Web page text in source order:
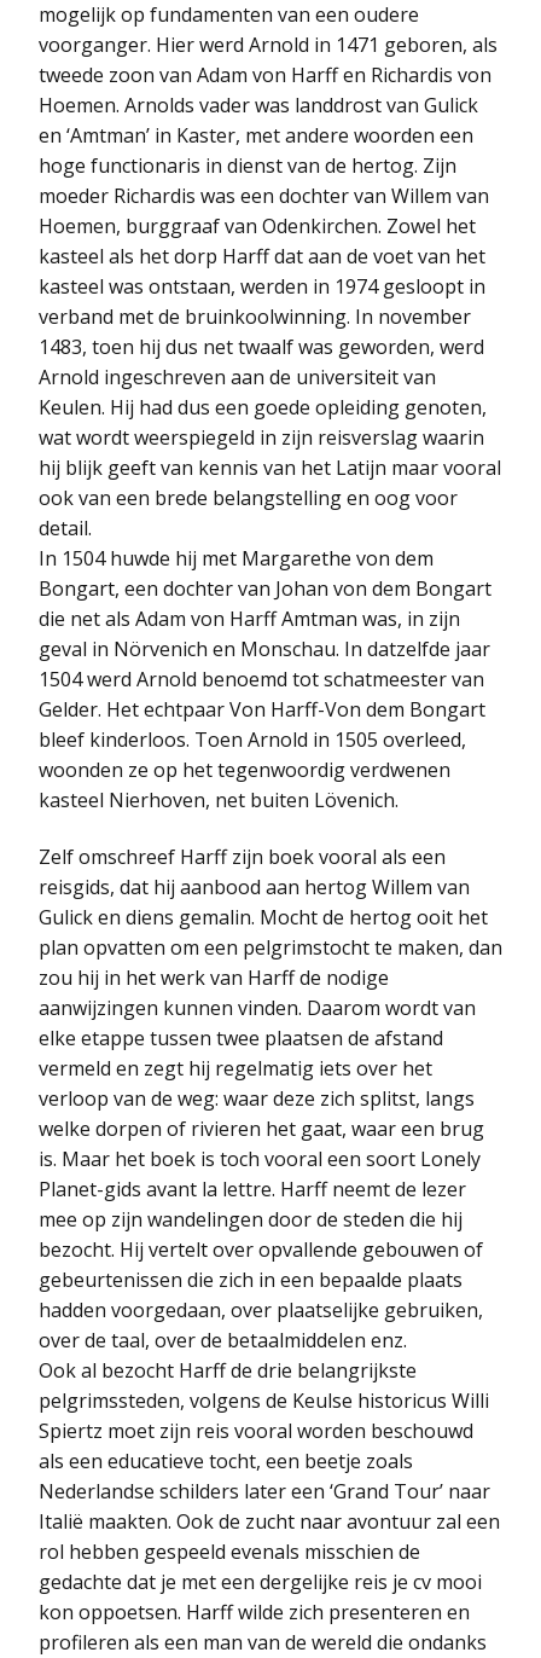
mogelijk op fundamenten van een oudere
voorganger. Hier werd Arnold in 1471 geboren, als
tweede zoon van Adam von Harff en Richardis von
Hoemen. Arnolds vader was landdrost van Gulick
en ‘Amtman’ in Kaster, met andere woorden een
hoge functionaris in dienst van de hertog. Zijn
moeder Richardis was een dochter van Willem van
Hoemen, burggraaf van Odenkirchen. Zowel het
kasteel als het dorp Harff dat aan de voet van het
kasteel was ontstaan, werden in 1974 gesloopt in
verband met de bruinkoolwinning. In november
1483, toen hij dus net twaalf was geworden, werd
Arnold ingeschreven aan de universiteit van
Keulen. Hij had dus een goede opleiding genoten,
wat wordt weerspiegeld in zijn reisverslag waarin
hij blijk geeft van kennis van het Latijn maar vooral
ook van een brede belangstelling en oog voor
detail.
In 1504 huwde hij met Margarethe von dem
Bongart, een dochter van Johan von dem Bongart
die net als Adam von Harff Amtman was, in zijn
geval in Nörvenich en Monschau. In datzelfde jaar
1504 werd Arnold benoemd tot schatmeester van
Gelder. Het echtpaar Von Harff-Von dem Bongart
bleef kinderloos. Toen Arnold in 1505 overleed,
woonden ze op het tegenwoordig verdwenen
kasteel Nierhoven, net buiten Lövenich.
Zelf omschreef Harff zijn boek vooral als een
reisgids, dat hij aanbood aan hertog Willem van
Gulick en diens gemalin. Mocht de hertog ooit het
plan opvatten om een pelgrimstocht te maken, dan
zou hij in het werk van Harff de nodige
aanwijzingen kunnen vinden. Daarom wordt van
elke etappe tussen twee plaatsen de afstand
vermeld en zegt hij regelmatig iets over het
verloop van de weg: waar deze zich splitst, langs
welke dorpen of rivieren het gaat, waar een brug
is. Maar het boek is toch vooral een soort Lonely
Planet-gids avant la lettre. Harff neemt de lezer
mee op zijn wandelingen door de steden die hij
bezocht. Hij vertelt over opvallende gebouwen of
gebeurtenissen die zich in een bepaalde plaats
hadden voorgedaan, over plaatselijke gebruiken,
over de taal, over de betaalmiddelen enz.
Ook al bezocht Harff de drie belangrijkste
pelgrimssteden, volgens de Keulse historicus Willi
Spiertz moet zijn reis vooral worden beschouwd
als een educatieve tocht, een beetje zoals
Nederlandse schilders later een ‘Grand Tour’ naar
Italië maakten. Ook de zucht naar avontuur zal een
rol hebben gespeeld evenals misschien de
gedachte dat je met een dergelijke reis je cv mooi
kon oppoetsen. Harff wilde zich presenteren en
profileren als een man van de wereld die ondanks